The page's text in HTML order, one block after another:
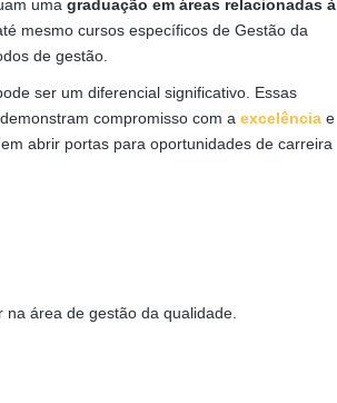
uma graduação em áreas relacionadas à
mesmo cursos específicos de Gestão da
de gestão.
ser um diferencial significativo. Essas
compromisso com a excelência e
abrir portas para oportunidades de carreira
área de gestão da qualidade.